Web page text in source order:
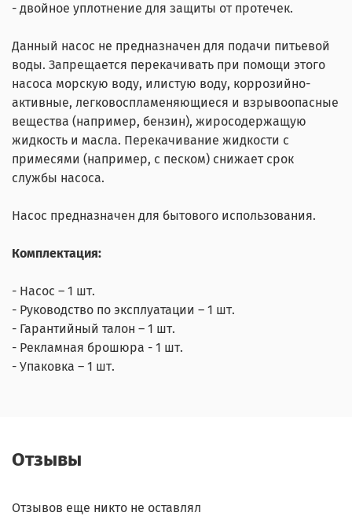
- двойное уплотнение для защиты от протечек.
Данный насос не предназначен для подачи питьевой
воды. Запрещается перекачивать при помощи этого
насоса морскую воду, илистую воду, коррозийно-
активные, легковоспламеняющиеся и взрывоопасные
вещества (например, бензин), жиросодержащую
жидкость и масла. Перекачивание жидкости с
примесями (например, с песком) снижает срок
службы насоса.
Насос предназначен для бытового использования.
Комплектация:
- Насос – 1 шт.
- Руководство по эксплуатации – 1 шт.
- Гарантийный талон – 1 шт.
- Рекламная брошюра - 1 шт.
- Упаковка – 1 шт.
Отзывы
Отзывов еще никто не оставлял